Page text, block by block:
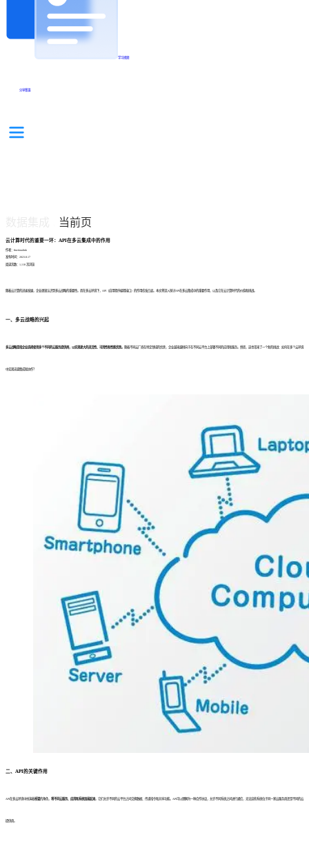
学习视频
分享集锦
当前页
云计算时代的重要一环：API在多云集成中的作用
作者：finedatalink
发布时间：2023.8.17
阅读次数：1,118 次浏览
随着云计算的迅速发展，企业逐渐认识到多云战略的重要性。而在多云环境下，API（应用程序编程接口）的作用愈发凸显。本文将深入探讨API在多云集成中的重要作用，以及它在云计算时代的价值和挑战。
一、 多云战略的兴起
多云战略是指企业选择使用多个不同的云服务提供商，以实现更大的灵活性、可用性和性能优势。 随着不同云厂商在特定领域的优势，企业越来越倾向于在不同云平台上部署不同的应用和服务。然而，这也带来了一个新的挑战：如何在多个云环境
中实现无缝集成和协作？
二、 API的关键作用
API在多云环境中扮演着桥梁的角色， 将不同云服务、应用和系统连接起来。它们允许不同的云平台之间交换数据、传递指令和共享功能。API可以理解为一种合作协议，允许不同系统之间进行通信，无论这些系统位于同一家云服务商还是不同的云
提供商。